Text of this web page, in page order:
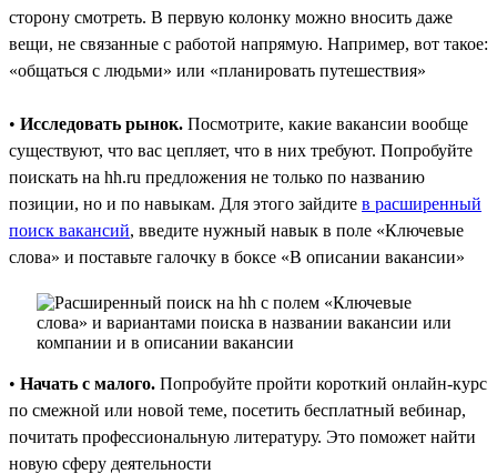
сторону смотреть. В первую колонку можно вносить даже
вещи, не связанные с работой напрямую. Например, вот такое:
«общаться с людьми» или «планировать путешествия»
• Исследовать рынок. Посмотрите, какие вакансии вообще
существуют, что вас цепляет, что в них требуют. Попробуйте
поискать на hh.ru предложения не только по названию
позиции, но и по навыкам. Для этого зайдите в расширенный
поиск вакансий, введите нужный навык в поле «Ключевые
слова» и поставьте галочку в боксе «В описании вакансии»
• Начать с малого. Попробуйте пройти короткий онлайн-курс
по смежной или новой теме, посетить бесплатный вебинар,
почитать профессиональную литературу. Это поможет найти
новую сферу деятельности